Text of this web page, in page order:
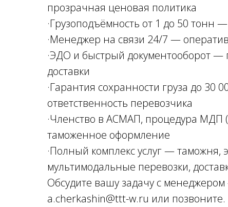
прозрачная ценовая политика
·Грузоподъёмность от 1 до 50
·Менеджер на связи 24/7 —
·ЭДО и быстрый документооборот
доставки
·Гарантия сохранности груза до 30
ответственность перевозчика
·Членство в АСМАП, процедура МДП
таможенное оформление
·Полный комплекс услуг — таможня,
мультимодальные перевозки,
Обсудите вашу задачу с
a.cherkashin@ttt-w.ru или